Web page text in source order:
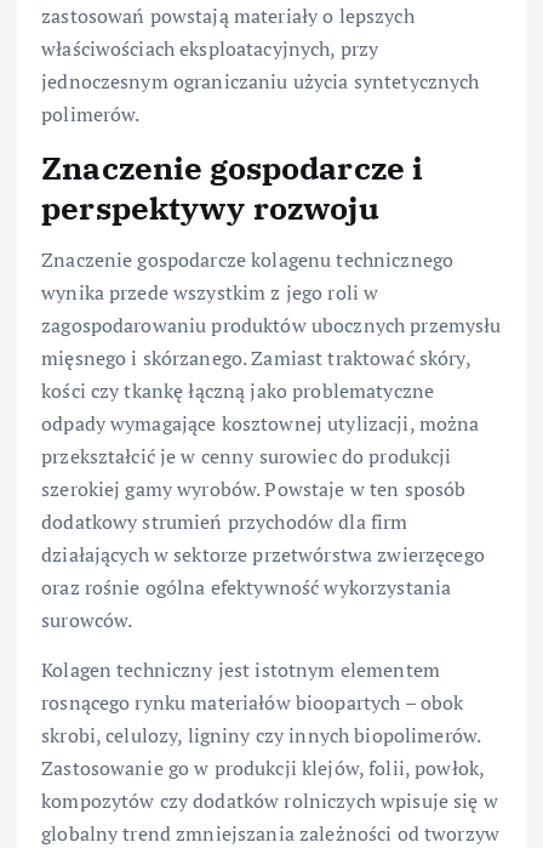
zastosowań powstają materiały o lepszych
właściwościach eksploatacyjnych, przy
jednoczesnym ograniczaniu użycia syntetycznych
polimerów.
Znaczenie gospodarcze i
perspektywy rozwoju
Znaczenie gospodarcze kolagenu technicznego
wynika przede wszystkim z jego roli w
zagospodarowaniu produktów ubocznych przemysłu
mięsnego i skórzanego. Zamiast traktować skóry,
kości czy tkankę łączną jako problematyczne
odpady wymagające kosztownej utylizacji, można
przekształcić je w cenny surowiec do produkcji
szerokiej gamy wyrobów. Powstaje w ten sposób
dodatkowy strumień przychodów dla firm
działających w sektorze przetwórstwa zwierzęcego
oraz rośnie ogólna efektywność wykorzystania
surowców.
Kolagen techniczny jest istotnym elementem
rosnącego rynku materiałów bioopartych – obok
skrobi, celulozy, ligniny czy innych biopolimerów.
Zastosowanie go w produkcji klejów, folii, powłok,
kompozytów czy dodatków rolniczych wpisuje się w
globalny trend zmniejszania zależności od tworzyw